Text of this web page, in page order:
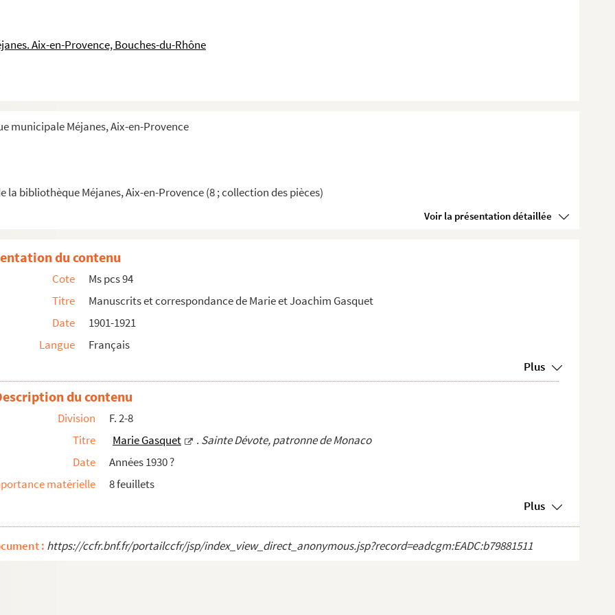
Aix-en-Provence, Bouches-du-Rhône
municipale Méjanes, Aix-en-Provence
la bibliothèque Méjanes, Aix-en-Provence (8 ; collection des pièces)
Voir la présentation détaillée
à Aix-en-Provence
diligent et la nuit et le jour, car la scienc...
au Séminaire Saint-Luc, Aix-en-Provence
bibliothèque de Méjanes
du contenu
Cote
Ms pcs 94
Titre
Manuscrits et correspondance de Marie et Joachim Gasquet
Date
1901-1921
Langue
Français
Plus
du contenu
Division
F. 2-8
Titre
Marie Gasquet . Sainte Dévote, patronne de Monaco
Date
Années 1930 ?
matérielle
8 feuillets
Plus
: https://ccfr.bnf.fr/portailccfr/jsp/index_view_direct_anonymous.jsp?record=eadcgm:EADC:b79881511